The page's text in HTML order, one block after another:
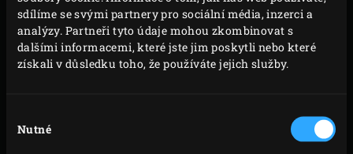
sdílíme se svými partnery pro sociální média, inzerci a
analýzy. Partneři tyto údaje mohou zkombinovat s
dalšími informacemi, které jste jim poskytli nebo které
získali v důsledku toho, že používáte jejich služby.
souhlasu
Nutné
POUŽÍVÁNÍ LITINY
Na co si dát pozor při prvním použití litinového
příslušenství? A jak správně litinu používat? Toto video
Modely